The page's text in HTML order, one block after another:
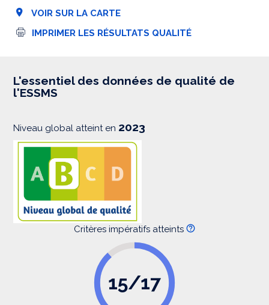
VOIR SUR LA CARTE
I
s
i
IMPRIMER LES RÉSULTATS QUALITÉ
L'essentiel des données de qualité de
l'ESSMS
Niveau global atteint en 2023
Critères impératifs atteints
15/17